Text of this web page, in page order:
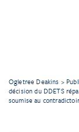
Ogletree Deakins >
décision du DDETS
soumise au